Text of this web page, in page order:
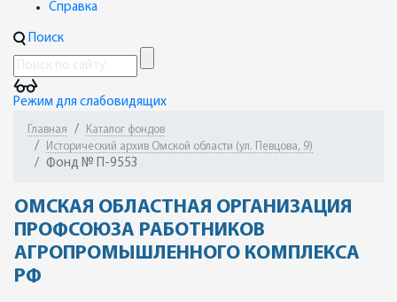
Справка
Поиск
Режим для слабовидящих
Главная
Каталог фондов
Исторический архив Омской области (ул. Певцова, 9)
Фонд № П-9553
ОМСКАЯ ОБЛАСТНАЯ ОРГАНИЗАЦИЯ
ПРОФСОЮЗА РАБОТНИКОВ
АГРОПРОМЫШЛЕННОГО КОМПЛЕКСА
РФ